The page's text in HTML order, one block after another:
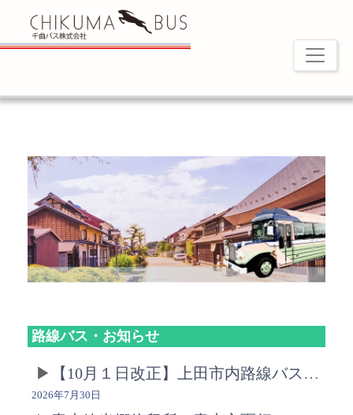
路線バス・お知らせ
【10月１日改正】上田市内路線バス運賃改定のお知らせ
2026年7月30日